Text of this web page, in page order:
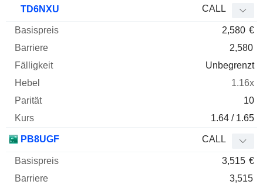
TD6NXU CALL
2,580 €
2,580
Unbegrenzt
1.16x
10
1.64 / 1.65
PB8UGF CALL
3,515 €
3,515